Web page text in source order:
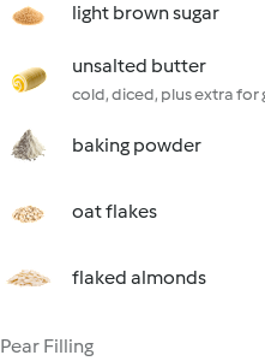
light brown sugar
unsalted butter
cold, diced, plus extra for
baking powder
oat flakes
flaked almonds
Pear Filling